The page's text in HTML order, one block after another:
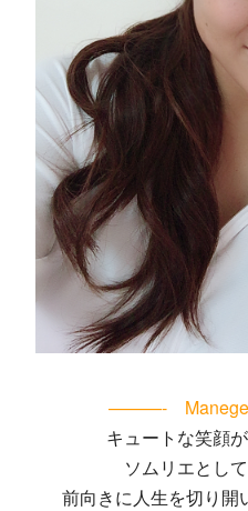
———-
キュートな笑顔
ソムリエとし
前向きに人生を切り開